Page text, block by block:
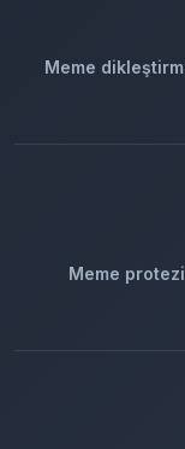
Meme
Meme